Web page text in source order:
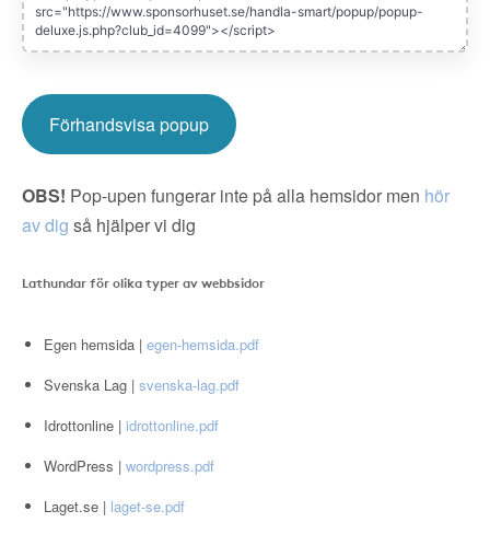
Förhandsvisa popup
OBS! Pop-upen fungerar inte på alla hemsidor men hör
av dig så hjälper vi dig
Lathundar för olika typer av webbsidor
Egen hemsida | egen-hemsida.pdf
Svenska Lag | svenska-lag.pdf
Idrottonline | idrottonline.pdf
WordPress | wordpress.pdf
Laget.se | laget-se.pdf